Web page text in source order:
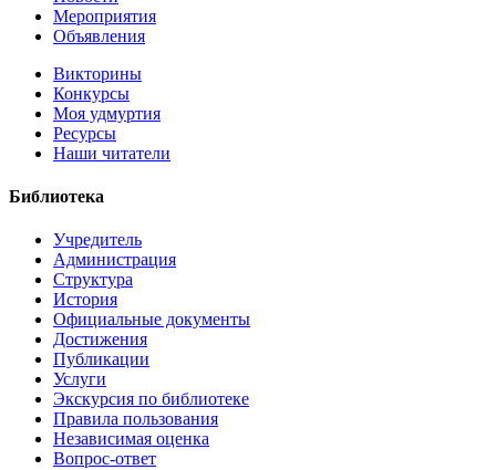
Мероприятия
Объявления
Викторины
Конкурсы
Моя удмуртия
Ресурсы
Наши читатели
Библиотека
Учредитель
Администрация
Структура
История
Официальные документы
Достижения
Публикации
Услуги
Экскурсия по библиотеке
Правила пользования
Независимая оценка
Вопрос-ответ